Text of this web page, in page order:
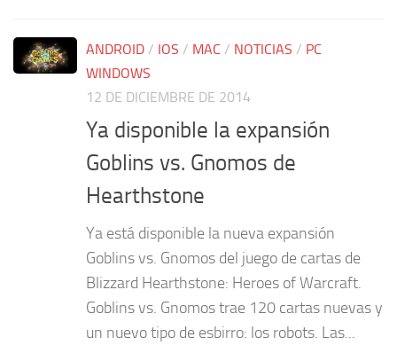
ANDROID / IOS / MAC / NOTICIAS / PC
WINDOWS
12 DE DICIEMBRE DE 2014
Ya disponible la expansión
Goblins vs. Gnomos de
Hearthstone
Ya está disponible la nueva expansión
Goblins vs. Gnomos del juego de cartas de
Blizzard Hearthstone: Heroes of Warcraft.
Goblins vs. Gnomos trae 120 cartas nuevas y
un nuevo tipo de esbirro: los robots. Las...